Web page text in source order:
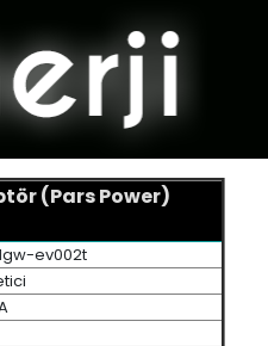
(Pars Power)
ev002t